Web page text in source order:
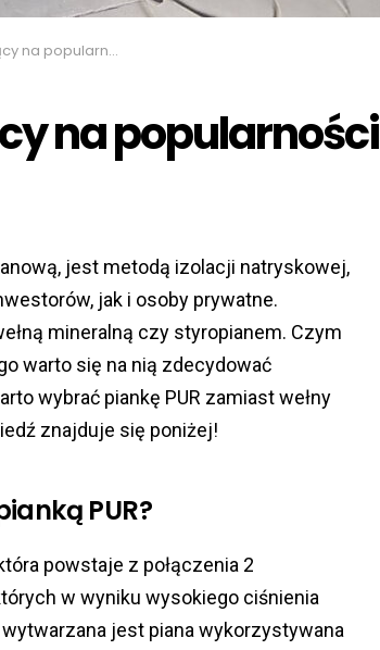
rodzaj ocieplenia
na popularności
jest metodą izolacji natryskowej,
jak i osoby prywatne.
mineralną czy styropianem. Czym
warto się na nią zdecydować
wybrać piankę PUR zamiast wełny
znajduje się poniżej!
PUR?
powstaje z połączenia 2
w wyniku wysokiego ciśnienia
jest piana wykorzystywana